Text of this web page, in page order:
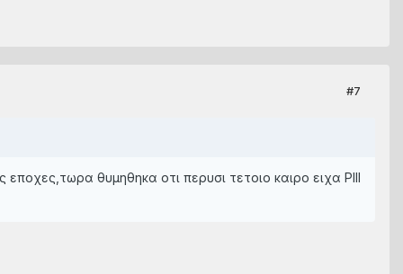
#7
θυμηθηκα οτι περυσι τετοιο καιρο ειχα PIII